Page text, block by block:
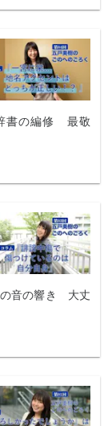
書の編修 最敬
の音の響き 大丈